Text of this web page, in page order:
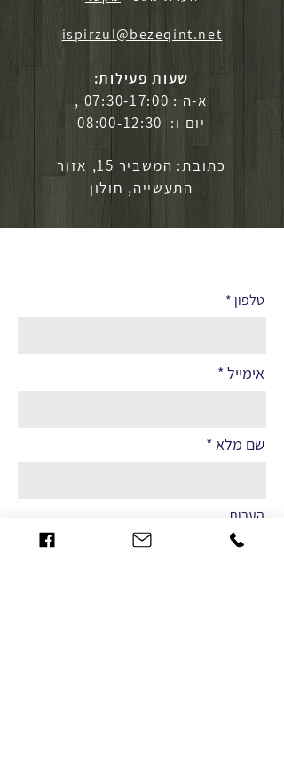
ispirzul@bezeqint.net
שעות פעילות:
א-ה : 07:30-17:00 ,
יום ו: 08:00-12:30
כתובת: המשביר 15, אזור
התעשייה, חולון
טלפון
אימייל
שם מלא
הערות